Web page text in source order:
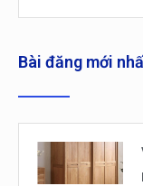
Bài đăng mới